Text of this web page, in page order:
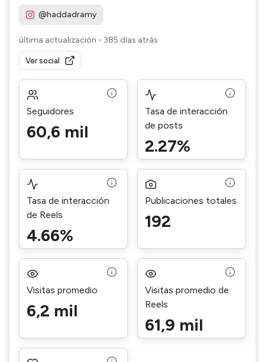
@haddadramy
última actualización - 385 días atrás
Ver social
Seguidores
60,6 mil
Tasa de interacción
de posts
2.27%
Tasa de interacción
de Reels
4.66%
Publicaciones totales
192
Visitas promedio
6,2 mil
Visitas promedio de
Reels
61,9 mil